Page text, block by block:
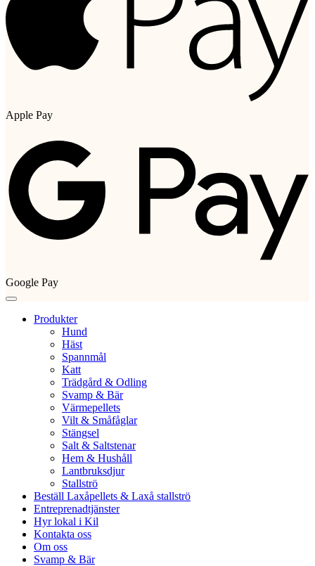
Apple Pay
Google Pay
Produkter
Hund
Häst
Spannmål
Katt
Trädgård & Odling
Svamp & Bär
Värmepellets
Vilt & Småfåglar
Stängsel
Salt & Saltstenar
Hem & Hushåll
Lantbruksdjur
Stallströ
Beställ Laxåpellets & Laxå stallströ
Entreprenadtjänster
Hyr lokal i Kil
Kontakta oss
Om oss
Svamp & Bär